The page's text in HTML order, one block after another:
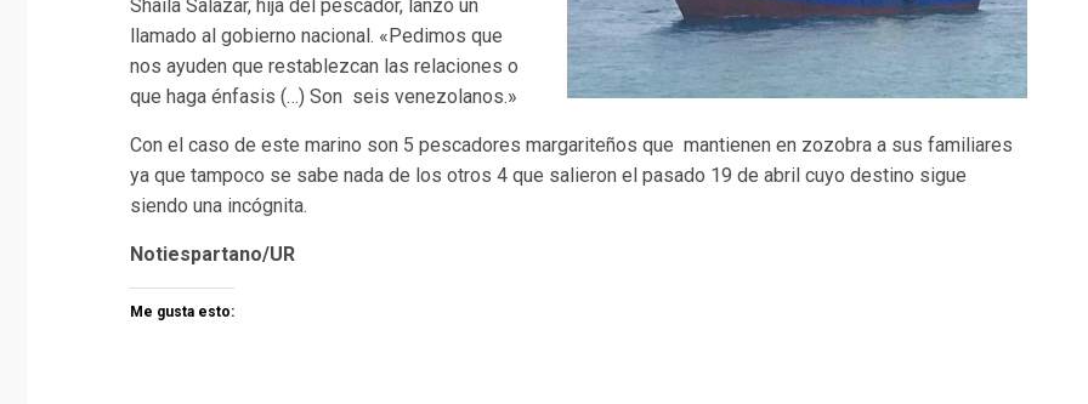
Shaila Salazar, hija del pescador, lanzó un
llamado al gobierno nacional. «Pedimos que
nos ayuden que restablezcan las relaciones o
que haga énfasis (…) Son seis venezolanos.»
Con el caso de este marino son 5 pescadores margariteños que mantienen en zozobra a sus familiares
ya que tampoco se sabe nada de los otros 4 que salieron el pasado 19 de abril cuyo destino sigue
siendo una incógnita.
Notiespartano/UR
Me gusta esto: